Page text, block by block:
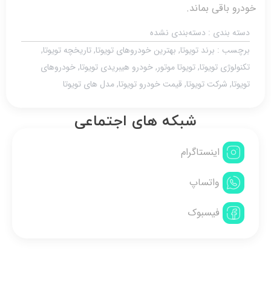
باقی بماند.
بندی :دسته‌بندی نشده
:برند تویوتا,بهترین خودروهای تویوتا,تاریخچه تویوتا,
تویوتا,تویوتا موتور,خودرو هیبریدی تویوتا,خودروهای
شرکت تویوتا,قیمت خودرو تویوتا,مدل های تویوتا
شبکه های اجتماعی
اینستاگرام
واتساپ
فیسبوک